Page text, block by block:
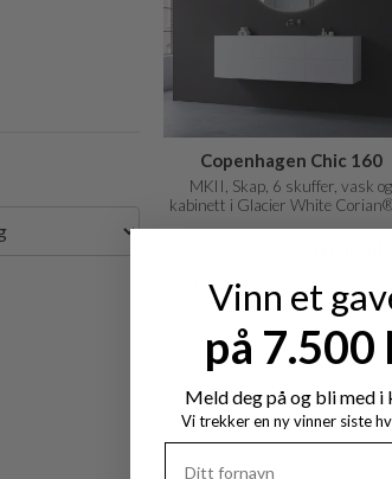
Copenhagen Chic 160
MKII, Skap, 6 skuffer, vask og
kabinett i Glacier White
Vinn et
på 7.500
Meld deg på og bli med i
Vi trekker en ny vinner siste